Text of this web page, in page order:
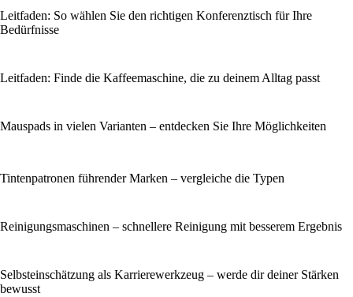
Leitfaden: So wählen Sie den richtigen Konferenztisch für Ihre
Bedürfnisse
Leitfaden: Finde die Kaffeemaschine, die zu deinem Alltag passt
Mauspads in vielen Varianten – entdecken Sie Ihre Möglichkeiten
Tintenpatronen führender Marken – vergleiche die Typen
Reinigungsmaschinen – schnellere Reinigung mit besserem Ergebnis
Selbsteinschätzung als Karrierewerkzeug – werde dir deiner Stärken
bewusst